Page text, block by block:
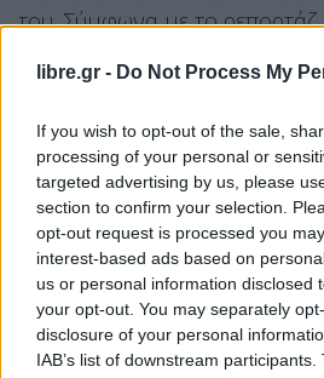
libre.gr - Do Not Process My
If you wish to opt-out of the sale,
processing of your personal or
targeted advertising by us, please
section to confirm your selection.
opt-out request is processed you
interest-based ads based on
us or personal information disclosed
your opt-out. You may separately
disclosure of your personal
IAB’s list of downstream
του. Σύμφωνα με το ρεπορτάζ,
Συγκεκριμένα, τόσο το
και το router που επέτρεπαν
θαλάσσιου drone με τον
μοναδικούς σειριακούς
πληροφορίες, έχουν
Αρχές.